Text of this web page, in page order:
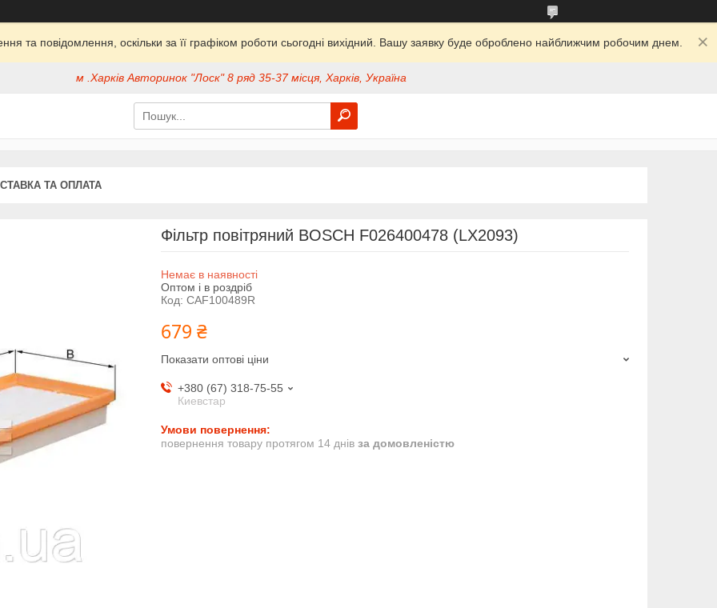
та повідомлення, оскільки за її графіком роботи сьогодні вихідний. Вашу заявку буде оброблено найближчим робочим днем.
м .Харків Авторинок "Лоск" 8 ряд 35-37 місця, Харків, Україна
ТА ОПЛАТА
Фільтр повітряний BOSCH F026400478 (LX2093)
Немає в наявності
Оптом і в роздріб
Код: CAF100489R
679 ₴
Показати оптові ціни
+380 (67) 318-75-55
Киевстар
повернення товару протягом 14 днів за домовленістю